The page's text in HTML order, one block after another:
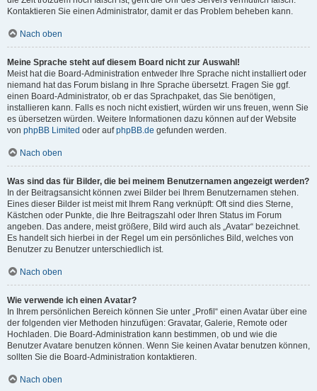
Kontaktieren Sie einen Administrator, damit er das Problem beheben kann.
Nach oben
Meine Sprache steht auf diesem Board nicht zur Auswahl!
Meist hat die Board-Administration entweder Ihre Sprache nicht installiert oder
niemand hat das Forum bislang in Ihre Sprache übersetzt. Fragen Sie ggf.
einen Board-Administrator, ob er das Sprachpaket, das Sie benötigen,
installieren kann. Falls es noch nicht existiert, würden wir uns freuen, wenn Sie
es übersetzen würden. Weitere Informationen dazu können auf der Website
von phpBB Limited oder aufphpBB.de gefunden werden.
Nach oben
Was sind das für Bilder, die bei meinem Benutzernamen angezeigt werden?
In der Beitragsansicht können zwei Bilder bei Ihrem Benutzernamen stehen.
Eines dieser Bilder ist meist mit Ihrem Rang verknüpft: Oft sind dies Sterne,
Kästchen oder Punkte, die Ihre Beitragszahl oder Ihren Status im Forum
angeben. Das andere, meist größere, Bild wird auch als „Avatar“ bezeichnet.
Es handelt sich hierbei in der Regel um ein persönliches Bild, welches von
Benutzer zu Benutzer unterschiedlich ist.
Nach oben
Wie verwende ich einen Avatar?
In Ihrem persönlichen Bereich können Sie unter „Profil“ einen Avatar über eine
der folgenden vier Methoden hinzufügen: Gravatar, Galerie, Remote oder
Hochladen. Die Board-Administration kann bestimmen, ob und wie die
Benutzer Avatare benutzen können. Wenn Sie keinen Avatar benutzen können,
sollten Sie die Board-Administration kontaktieren.
Nach oben